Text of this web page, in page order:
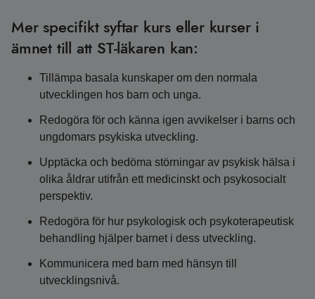
Mer specifikt syftar kurs eller kurser i
ämnet till att ST-läkaren kan:
Tillämpa basala kunskaper om den normala
utvecklingen hos barn och unga.
Redogöra för och känna igen avvikelser i barns och
ungdomars psykiska utveckling.
Upptäcka och bedöma störningar av psykisk hälsa i
olika åldrar utifrån ett medicinskt och psykosocialt
perspektiv.
Redogöra för hur psykologisk och psykoterapeutisk
behandling hjälper barnet i dess utveckling.
Kommunicera med barn med hänsyn till
utvecklingsnivå.